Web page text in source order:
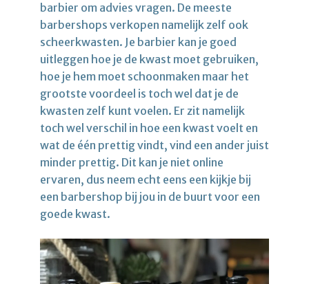
barbier om advies vragen. De meeste
barbershops verkopen namelijk zelf ook
scheerkwasten. Je barbier kan je goed
uitleggen hoe je de kwast moet gebruiken,
hoe je hem moet schoonmaken maar het
grootste voordeel is toch wel dat je de
kwasten zelf kunt voelen. Er zit namelijk
toch wel verschil in hoe een kwast voelt en
wat de één prettig vindt, vind een ander juist
minder prettig. Dit kan je niet online
ervaren, dus neem echt eens een kijkje bij
een barbershop bij jou in de buurt voor een
goede kwast.